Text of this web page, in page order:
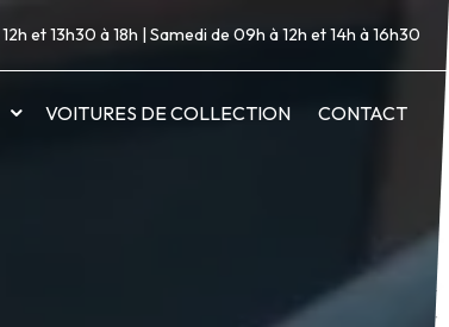
et 13h30 à 18h | Samedi de 09h à 12h et 14h à 16h30
VOITURES DE COLLECTION CONTACT